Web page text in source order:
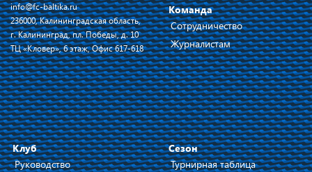
info@fc-baltika.ru
236000, Калининградская область,
г. Калининград, пл. Победы, д. 10
ТЦ «Кловер», 6 этаж, Офис 617-618
Команда
Сотрудничество
Журналистам
Клуб
Руководство
Сезон
Турнирная таблица